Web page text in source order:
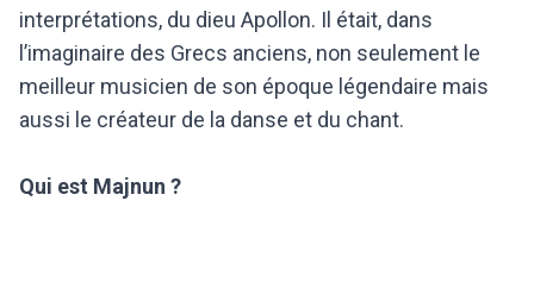
interprétations, du dieu Apollon. Il était, dans
l’imaginaire des Grecs anciens, non seulement le
meilleur musicien de son époque légendaire mais
aussi le créateur de la danse et du chant.
Qui est Majnun ?